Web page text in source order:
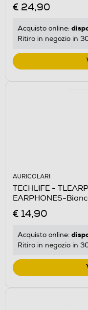
€ 24,90
Acquisto online:
Ritiro in negozio in
AURICOLARI
TECHLIFE -
EARPHONES-
€ 14,90
Acquisto online:
Ritiro in negozio in